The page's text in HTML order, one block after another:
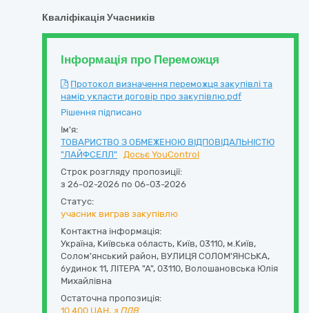
Кваліфікація Учасників
Інформація про Переможця
Протокол визначення переможця закупівлі та
намір укласти договір про закупівлю.pdf
Рішення підписано
Ім'я:
ТОВАРИСТВО З ОБМЕЖЕНОЮ ВІДПОВІДАЛЬНІСТЮ
"ЛАЙФСЕЛЛ"
Досьє YouControl
Строк розгляду пропозиції:
з 26-02-2026 по 06-03-2026
Статус:
учасник виграв закупівлю
Контактна інформація:
Україна, Київська область, Київ, 03110, м.Київ,
Солом'янський район, ВУЛИЦЯ СОЛОМ'ЯНСЬКА,
будинок 11, ЛІТЕРА "А", 03110, Волошановська Юлія
Михайлівна
Остаточна пропозиція:
10 400 UAH, з ПДВ